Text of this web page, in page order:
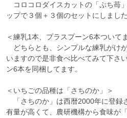
コロコロダイスカットの「ぷち苺
ップで３個＋３個のセットにしました
＜練乳1本、プラスプーン6本ついて
どちらとも、シンプルな練乳がけ
いますので是非食べ比べてみて下さ
ン6本を同梱してます。
＜いちごの品種は「さちのか」＞
「さちのか」は西暦2000年に登録
有量が高くて、農研機構から食味が